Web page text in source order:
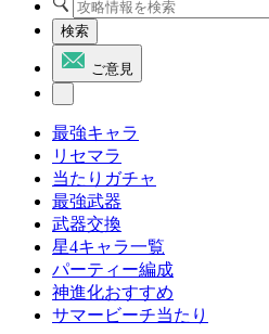
検索
ご意見
最強キャラ
リセマラ
当たりガチャ
最強武器
武器交換
星4キャラ一覧
パーティー編成
神進化おすすめ
サマービーチ当たり